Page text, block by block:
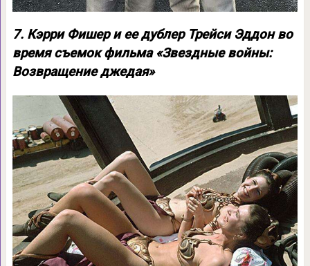
7. Кэрри Фишер и ее дублер Трейси Эддон во
время съемок фильма «Звездные войны:
Возвращение джедая»